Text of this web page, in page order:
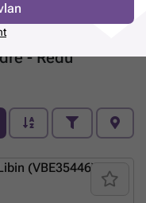
- Redu